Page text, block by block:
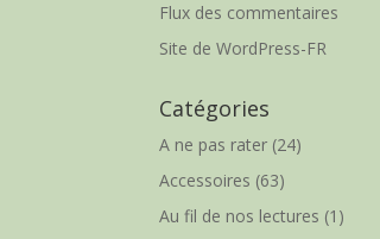
Flux des commentaires
Site de WordPress-FR
Catégories
A ne pas rater (24)
Accessoires (63)
Au fil de nos lectures (1)